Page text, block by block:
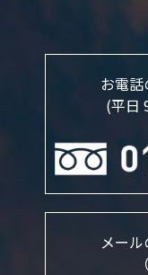
お電
(平日
メー